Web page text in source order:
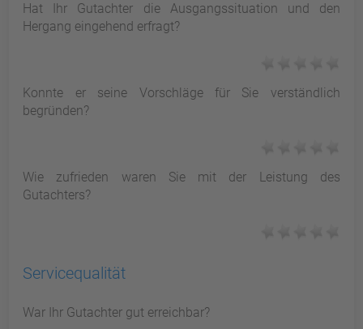
Hat Ihr Gutachter die Ausgangssituation und den
Hergang eingehend erfragt?
Konnte er seine Vorschläge für Sie verständlich
begründen?
Wie zufrieden waren Sie mit der Leistung des
Gutachters?
Servicequalität
War Ihr Gutachter gut erreichbar?